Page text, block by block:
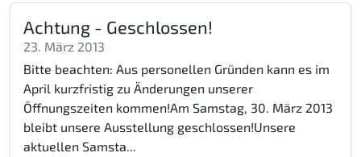
Achtung - Geschlossen!
23. März 2013
Bitte beachten: Aus personellen Gründen kann es im
April kurzfristig zu Änderungen unserer
Öffnungszeiten kommen!Am Samstag, 30. März 2013
bleibt unsere Ausstellung geschlossen!Unsere
aktuellen Samsta...